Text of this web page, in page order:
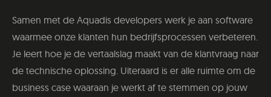
Samen met de Aquadis developers werk je aan software
waarmee onze klanten hun bedrijfsprocessen verbeteren.
Je leert hoe je de vertaalslag maakt van de klantvraag naar
de technische oplossing. Uiteraard is er alle ruimte om de
business case waaraan je werkt af te stemmen op jouw